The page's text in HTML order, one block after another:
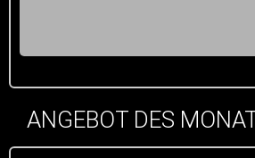
ANGEBOT DES